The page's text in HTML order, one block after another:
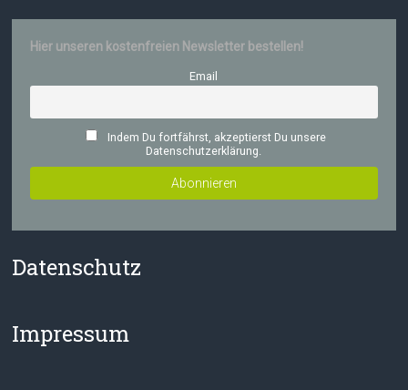
Hier unseren kostenfreien Newsletter bestellen!
Email
Indem Du fortfährst, akzeptierst Du unsere
Datenschutzerklärung.
Datenschutz
Impressum